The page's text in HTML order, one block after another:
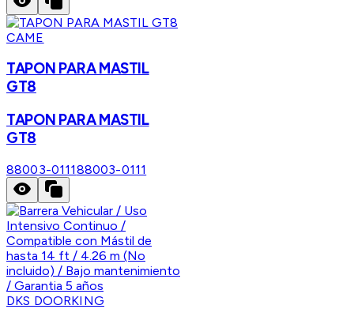
CAME
TAPON PARA MASTIL
GT8
TAPON PARA MASTIL
GT8
88003-011188003-0111
DKS DOORKING